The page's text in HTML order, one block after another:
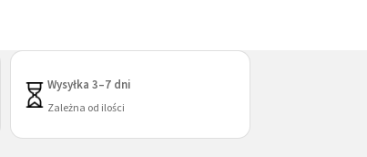
Wysyłka 3–7 dni
Zależna od ilości